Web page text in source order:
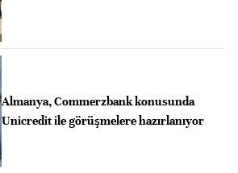
Almanya, Commerzbank konusunda
Unicredit ile görüşmelere hazırlanıyor